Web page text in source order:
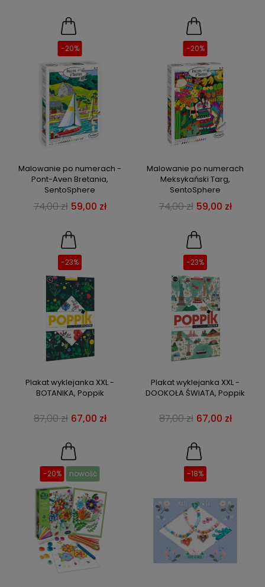
Malowanie po numerach -
Pont-Aven Bretania,
SentoSphere
74,00 zł 59,00 zł
-20%
Malowanie po numerach
Meksykański Targ,
SentoSphere
74,00 zł 59,00 zł
-20%
Plakat wyklejanka XXL -
BOTANIKA, Poppik
87,00 zł 67,00 zł
-23%
Plakat wyklejanka XXL -
DOOKOŁA ŚWIATA, Poppik
87,00 zł 67,00 zł
-23%
-20% nowość -18%